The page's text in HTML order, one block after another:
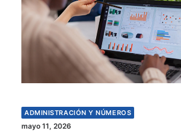
ADMINISTRACIÓN Y NÚMEROS
mayo 11, 2026